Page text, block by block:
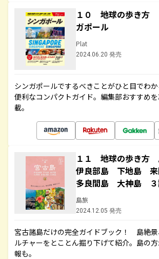
１０ 地球の歩き方
ガポール
Plat
2024.06.20 発売
シンガポールでするべきことがひと目でわ
便利なコンパクトガイド。編集部おすすめ
載。
１１ 地球の歩き
伊良部島 下地島
多良間島 大神島 ３
島旅
2024.12.05 発売
宮古諸島だけの完全ガイドブック！ 島絶景
ルチャーをとことん掘り下げて紹介。島の
報も。